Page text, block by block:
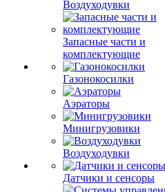
Воздуходувки
Запасные части и
комплектующие
Газонокосилки
Аэраторы
Минигрузовики
Воздуходувки
Датчики и сенсоры